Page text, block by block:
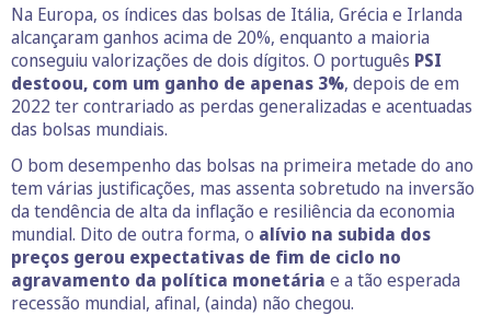
Na Europa, os índices das bolsas de Itália, Grécia e Irlanda
alcançaram ganhos acima de 20%, enquanto a maioria
conseguiu valorizações de dois dígitos. O português PSI
destoou, com um ganho de apenas 3%, depois de em
2022 ter contrariado as perdas generalizadas e acentuadas
das bolsas mundiais.
O bom desempenho das bolsas na primeira metade do ano
tem várias justificações, mas assenta sobretudo na inversão
da tendência de alta da inflação e resiliência da economia
mundial. Dito de outra forma, o alívio na subida dos
preços gerou expectativas de fim de ciclo no
agravamento da política monetária e a tão esperada
recessão mundial, afinal, (ainda) não chegou.